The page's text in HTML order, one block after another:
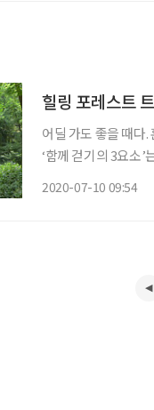
힐링 포레스트
어딜 가도 좋을 때다
‘함께 걷기의 3요소
2020-07-10 09:54